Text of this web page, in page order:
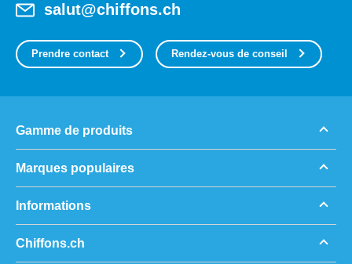
salut@chiffons.ch
Prendre contact Rendez-vous de conseil
Gamme de produits
Marques populaires
Informations
Chiffons.ch